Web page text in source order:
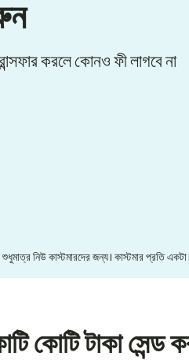
করলে কোনও ফী লাগবে না
শুধুমাত্র নিউ কাস্টমারদের জন্য। কাস্টমার প্রতি
কোটি টাকা সেন্ড